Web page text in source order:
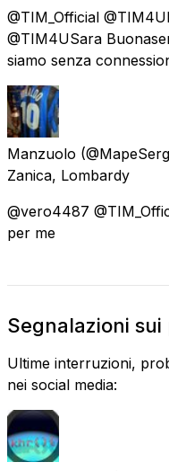
@TIM_Official
@TIM4USara
siamo senza
Manzuolo
Zanica, Lombardy
@vero4487
per me
Segnalazioni
Ultime interruzioni,
nei social media: